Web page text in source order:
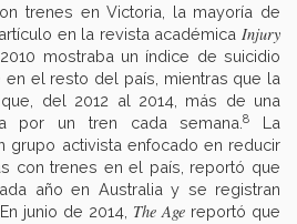
trenes en Victoria, la mayoría de
en la revista académica Injury
mostraba un índice de suicidio
el resto del país, mientras que la
del 2012 al 2014, más de una
por un tren cada semana.8
La
grupo activista enfocado en reducir
con trenes en el país, reportó que
año en Australia y se registran
junio de 2014, The Age reportó que